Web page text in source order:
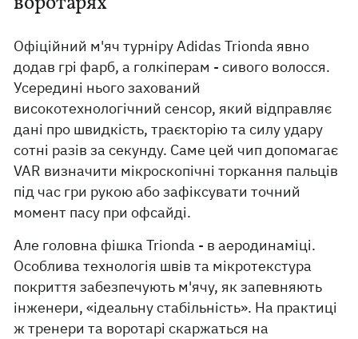
Офіційний м'яч турніру Adidas Trionda явно
додав грі фарб, а голкіперам - сивого волосся.
Усередині нього захований
високотехнологічний сенсор, який відправляє
дані про швидкість, траєкторію та силу удару
сотні разів за секунду. Саме цей чип допомагає
VAR визначити мікроскопічні торкання пальців
під час гри рукою або зафіксувати точний
момент пасу при офсайді.
Але головна фішка Trionda - в аеродинаміці.
Особлива технологія швів та мікротекстура
покриття забезпечують м'ячу, як запевняють
інженери, «ідеальну стабільність». На практиці
ж тренери та воротарі скаржаться на